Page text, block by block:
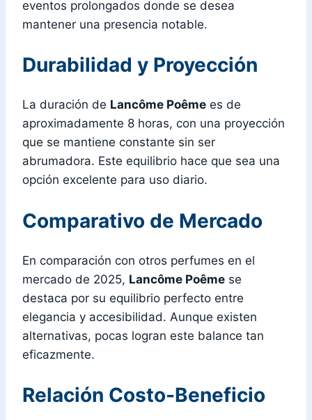
eventos prolongados donde se desea
mantener una presencia notable.
Durabilidad y Proyección
La duración de Lancôme Poême es de
aproximadamente 8 horas, con una proyección
que se mantiene constante sin ser
abrumadora. Este equilibrio hace que sea una
opción excelente para uso diario.
Comparativo de Mercado
En comparación con otros perfumes en el
mercado de 2025, Lancôme Poême se
destaca por su equilibrio perfecto entre
elegancia y accesibilidad. Aunque existen
alternativas, pocas logran este balance tan
eficazmente.
Relación Costo-Beneficio